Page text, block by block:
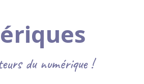
du numérique !